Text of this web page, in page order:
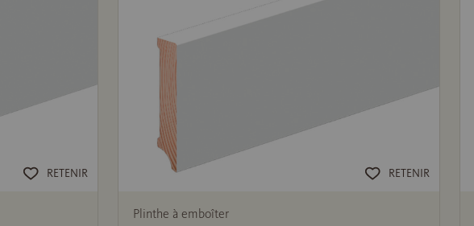
RETENIR RETENIR
Plinthe à emboîter